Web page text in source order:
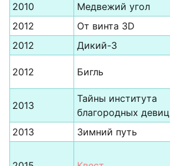
2010
Медвежий угол
2012
От винта 3D
2012
Дикий-3
2012 Бигль
2013
Тайны института
благородных девиц
2013 Зимний путь